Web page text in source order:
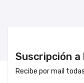
Suscripción
Recibe por mail